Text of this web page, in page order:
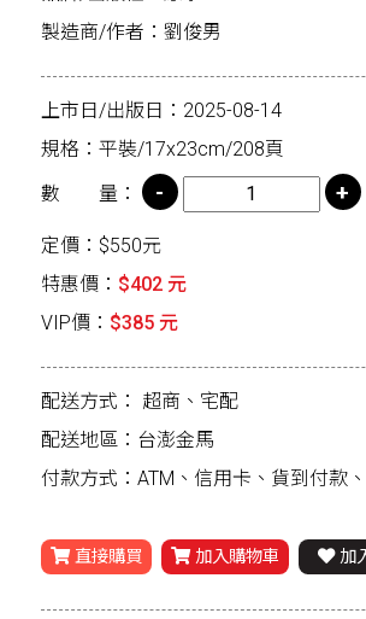
製造商/作者：劉俊男
上市日/出版日：2025-08-14
規格：平裝/17x23cm/208頁
數 量：
定價：$550元
特惠價： $402 元
VIP價： $385 元
配送方式： 超商、宅配
配送地區：台澎金馬
付款方式：ATM、信用卡、貨到付款
直接購買 加入購物車 加